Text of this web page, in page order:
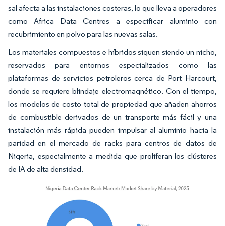
sal afecta a las instalaciones costeras, lo que lleva a operadores
como Africa Data Centres a especificar aluminio con
recubrimiento en polvo para las nuevas salas.
Los materiales compuestos e híbridos siguen siendo un nicho,
reservados para entornos especializados como las
plataformas de servicios petroleros cerca de Port Harcourt,
donde se requiere blindaje electromagnético. Con el tiempo,
los modelos de costo total de propiedad que añaden ahorros
de combustible derivados de un transporte más fácil y una
instalación más rápida pueden impulsar al aluminio hacia la
paridad en el mercado de racks para centros de datos de
Nigeria, especialmente a medida que proliferan los clústeres
de IA de alta densidad.